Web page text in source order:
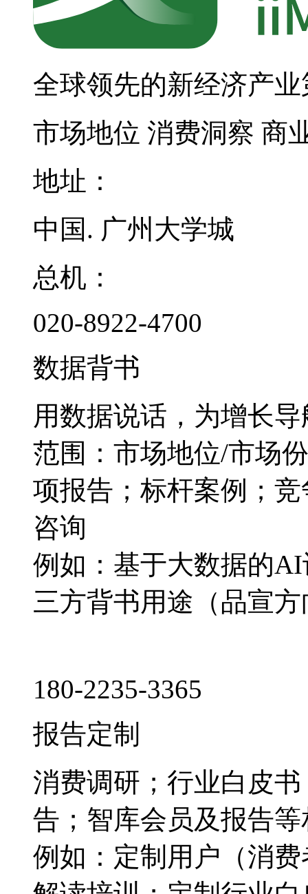
全球领先的新经济产
市场地位 消费洞察 商
地址：
中国. 广州大学城
总机：
020-8922-4700
数据背书
用数据说话，为增长导
范围：市场地位/市场
项报告；标杆案例；
咨询
例如：基于大数据的
三方背书用途（品宣
180-2235-3365
报告定制
消费调研；行业白皮
告；智库会员及报告
例如：定制用户（消